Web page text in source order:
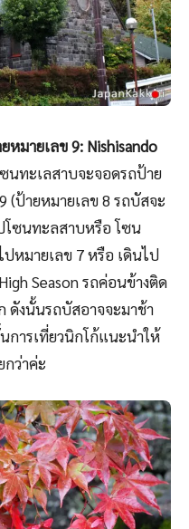
หมายเลข 9: Nishisando
นทะเลสาบจะจอดรถป้าย
(ป้ายหมายเลข 8 รถบัสจะ
โซนทะลสาบหรือ โซน
หมายเลข 7 หรือ เดินไป
Season รถค่อนข้างติด
ดังนั้นรถบัสอาจจะมาช้า
การเที่ยวนิกโก้แนะนำให้
กว่าค่ะ